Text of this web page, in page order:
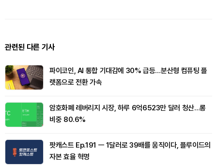
관련된 다른 기사
파이코인, AI 통합 기대감에 30% 급등…분산형 컴퓨팅 플
랫폼으로 전환 가속
암호화폐 레버리지 시장, 하루 6억6523만 달러 청산…롱
비중 80.6%
팟캐스트 Ep.191 ㅡ 1달러로 39배를 움직이다, 플루이드의
자본 효율 혁명